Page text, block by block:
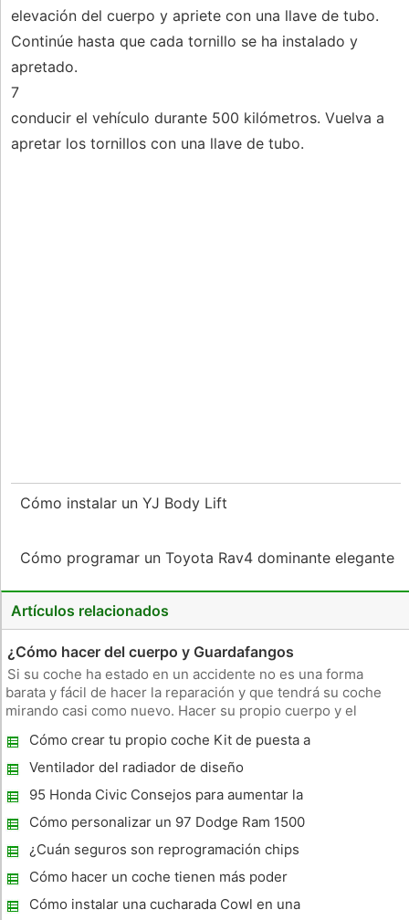
elevación del cuerpo y apriete con una llave de tubo.
Continúe hasta que cada tornillo se ha instalado y
apretado.
7
conducir el vehículo durante 500 kilómetros. Vuelva a
apretar los tornillos con una llave de tubo.
Cómo instalar un YJ Body Lift
Cómo programar un Toyota Rav4 dominante elegante
Artículos relacionados
¿Cómo hacer del cuerpo y Guardafangos
Si su coche ha estado en un accidente no es una forma
barata y fácil de hacer la reparación y que tendrá su coche
mirando casi como nuevo. Hacer su propio cuerpo y el
mano de obra de taller de carrocería, y en su mayor parte, le
dará un resul
Cómo crear tu propio coche Kit de puesta a
tierra
Ventilador del radiador de diseño
95 Honda Civic Consejos para aumentar la
potencia
Cómo personalizar un 97 Dodge Ram 1500
¿Cuán seguros son reprogramación chips
de rendimiento en un Toyota ?
Cómo hacer un coche tienen más poder
Cómo instalar una cucharada Cowl en una